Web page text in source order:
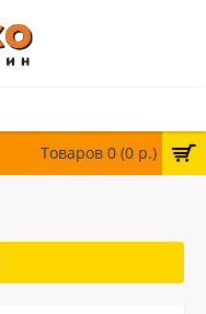
Товаров 0 (0 р.)